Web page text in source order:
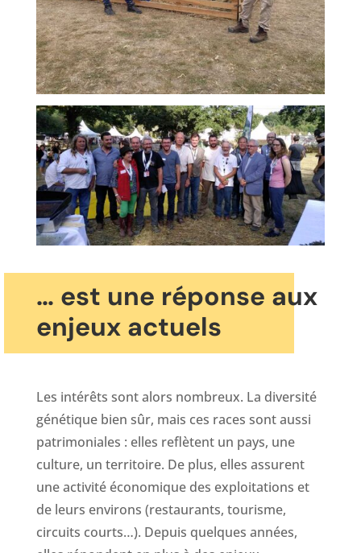
… est une réponse aux
enjeux actuels
Les intérêts sont alors nombreux. La diversité
génétique bien sûr, mais ces races sont aussi
patrimoniales : elles reflètent un pays, une
culture, un territoire. De plus, elles assurent
une activité économique des exploitations et
de leurs environs (restaurants, tourisme,
circuits courts…). Depuis quelques années,